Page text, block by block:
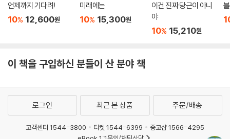
언제까지 기다려!
10% 12,600원
미래에는
10% 15,300원
이건 진짜 당근이 아니
야
10% 15,210원
이 책을 구입하신 분들이 산 분야 책
로그인 최근 본 상품 주문/배송
고객센터 1544-3800 티켓 1544-6399
중고샵 1566-4295